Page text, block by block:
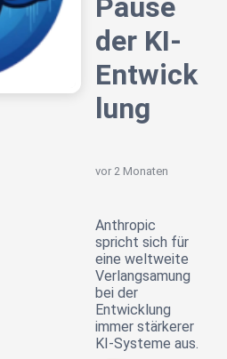
Pause
der KI-
Entwick
lung
vor 2 Monaten
Anthropic
spricht sich für
eine weltweite
Verlangsamung
bei der
Entwicklung
immer stärkerer
KI-Systeme aus.